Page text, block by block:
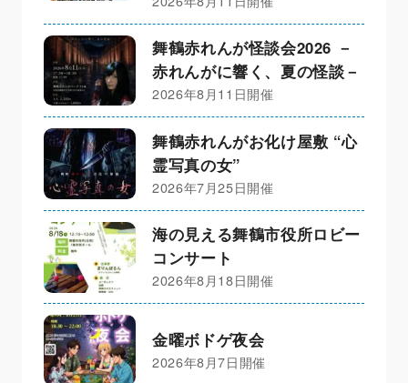
舞鶴赤れんが怪談会2026 －
赤れんがに響く、夏の怪談－
2026年8月11日開催
舞鶴赤れんがお化け屋敷 “心
霊写真の女”
2026年7月25日開催
海の見える舞鶴市役所ロビー
コンサート
2026年8月18日開催
金曜ボドゲ夜会
2026年8月7日開催